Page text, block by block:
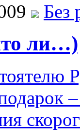
Без
ли…)